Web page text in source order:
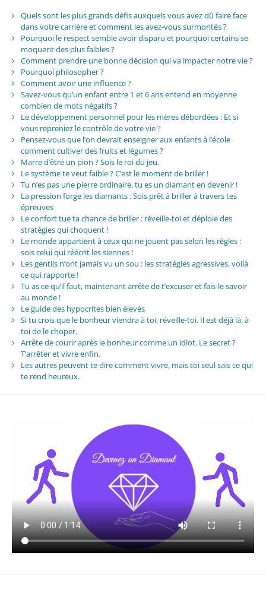
Quels sont les plus grands défis auxquels vous avez dû faire face
dans votre carrière et comment les avez-vous surmontés ?
Pourquoi le respect semble avoir disparu et pourquoi certains se
moquent des plus faibles ?
Comment prendre une bonne décision qui va impacter notre vie ?
Pourquoi philosopher ?
Comment avoir une influence ?
Savez-vous qu’un enfant entre 1 et 6 ans entend en moyenne
combien de mots négatifs ?
Le développement personnel pour les mères débordées : Et si
vous repreniez le contrôle de votre vie ?
Pensez-vous que l’on devrait enseigner aux enfants à l’école
comment cultiver des fruits et légumes ?
Marre d’être un pion ? Sois le roi du jeu.
Le système te veut faible ? C’est le moment de briller !
Tu n’es pas une pierre ordinaire, tu es un diamant en devenir !
La pression forge les diamants : Sois prêt à briller à travers tes
épreuves
Le confort tue ta chance de briller : réveille-toi et déploie des
stratégies qui choquent !
Le monde appartient à ceux qui ne jouent pas selon les règles :
sois celui qui réécrit les siennes !
Les gentils n’ont jamais vu un sou : les stratégies agressives, voilà
ce qui rapporte !
Tu as ce qu’il faut, maintenant arrête de t’excuser et fais-le savoir
au monde !
Le guide des hypocrites bien élevés
Si tu crois que le bonheur viendra à toi, réveille-toi. Il est déjà là, à
toi de le choper.
Arrête de courir après le bonheur comme un idiot. Le secret ?
T’arrêter et vivre enfin.
Les autres peuvent te dire comment vivre, mais toi seul sais ce qui
te rend heureux.